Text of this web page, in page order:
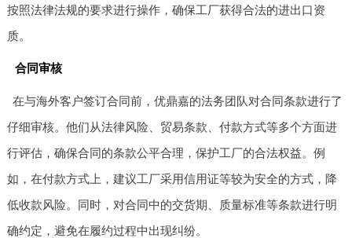
按照法律法规的要求进行操作，确保工厂获得合法的进出口资
质。
合同审核
在与海外客户签订合同前，优鼎嘉的法务团队对合同条款进行了
仔细审核。他们从法律风险、贸易条款、付款方式等多个方面进
行评估，确保合同的条款公平合理，保护工厂的合法权益。例
如，在付款方式上，建议工厂采用信用证等较为安全的方式，降
低收款风险。同时，对合同中的交货期、质量标准等条款进行明
确约定，避免在履约过程中出现纠纷。